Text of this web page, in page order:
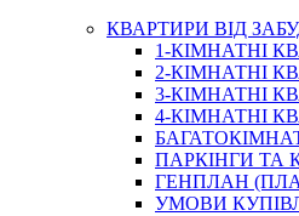
КВАРТИРИ ВІД
1-КІМНАТНІ
2-КІМНАТНІ
3-КІМНАТНІ
4-КІМНАТНІ
ПАРКІНГИ ТА
ГЕНПЛАН
УМОВИ